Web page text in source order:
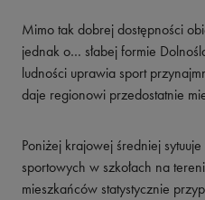
Mimo tak dobrej dostępności
jednak o… słabej formie
ludności uprawia sport
daje regionowi przedostatnie
Poniżej krajowej średniej
sportowych w szkołach na
mieszkańców statystycznie